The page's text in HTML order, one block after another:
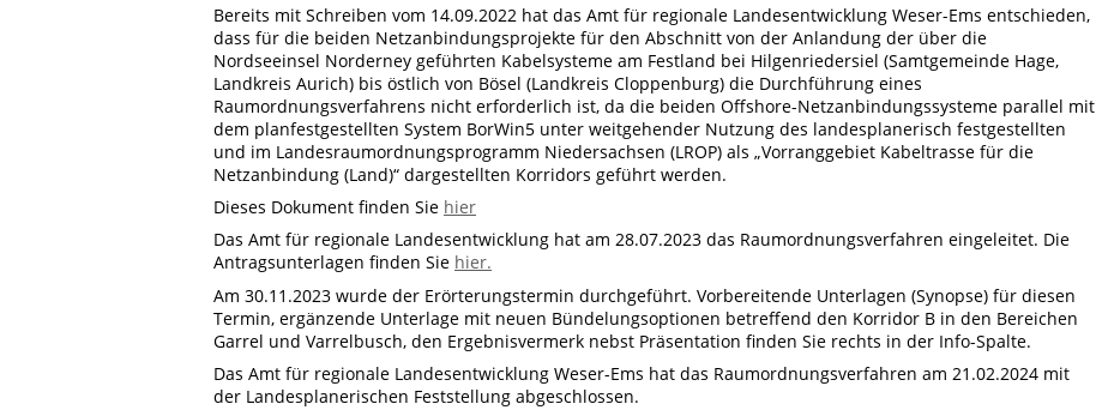
Bereits mit Schreiben vom 14.09.2022 hat das Amt für regionale Landesentwicklung Weser-Ems entschieden,
dass für die beiden Netzanbindungsprojekte für den Abschnitt von der Anlandung der über die
Nordseeinsel Norderney geführten Kabelsysteme am Festland bei Hilgenriedersiel (Samtgemeinde Hage,
Landkreis Aurich) bis östlich von Bösel (Landkreis Cloppenburg) die Durchführung eines
Raumordnungsverfahrens nicht erforderlich ist, da die beiden Offshore-Netzanbindungssysteme parallel mit
dem planfestgestellten System BorWin5 unter weitgehender Nutzung des landesplanerisch festgestellten
und im Landesraumordnungsprogramm Niedersachsen (LROP) als „Vorranggebiet Kabeltrasse für die
Netzanbindung (Land)“ dargestellten Korridors geführt werden.
Dieses Dokument finden Sie hier
Das Amt für regionale Landesentwicklung hat am 28.07.2023 das Raumordnungsverfahren eingeleitet. Die
Antragsunterlagen finden Sie hier.
Am 30.11.2023 wurde der Erörterungstermin durchgeführt. Vorbereitende Unterlagen (Synopse) für diesen
Termin, ergänzende Unterlage mit neuen Bündelungsoptionen betreffend den Korridor B in den Bereichen
Garrel und Varrelbusch, den Ergebnisvermerk nebst Präsentation finden Sie rechts in der Info-Spalte.
Das Amt für regionale Landesentwicklung Weser-Ems hat das Raumordnungsverfahren am 21.02.2024 mit
der Landesplanerischen Feststellung abgeschlossen.